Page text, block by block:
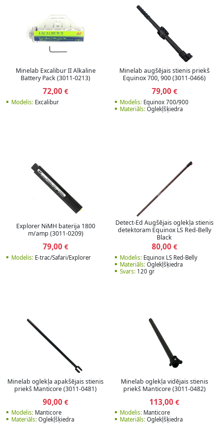
Minelab Excalibur II Alkaline
Battery Pack (3011-0213)
72,00 €
Modelis:Excalibur
Minelab augšējais stienis priekš
Equinox 700, 900 (3011-0466)
79,00€
Modelis: Equinox 700/900
Materiāls: Oglekļšķiedra
Explorer NiMH baterija 1800
m/amp (3011-0209)
79,00 €
Modelis:E-trac/Safari/Explorer
Detect-Ed Augšējais oglekļa stienis
detektoram Equinox LS Red-Belly
Black
80,00€
Modelis: Equinox LS Red-Belly
Materiāls: Oglekļšķiedra
Svars: 120 gr
Minelab oglekļa apakšējais stienis
priekš Manticore (3011-0481)
90,00 €
Modelis:Manticore
Materiāls:Oglekļšķiedra
Minelab oglekļa vidējais stienis
priekš Manticore (3011-0482)
113,00 €
Modelis: Manticore
Materiāls: Oglekļšķiedra